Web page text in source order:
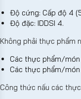
Độ cứng: Cấp độ 4
Độ đặc: IDDSI 4.
Không phải thực phẩm
Các thực phẩm/
Các thực phẩm/
Công thức nấu các